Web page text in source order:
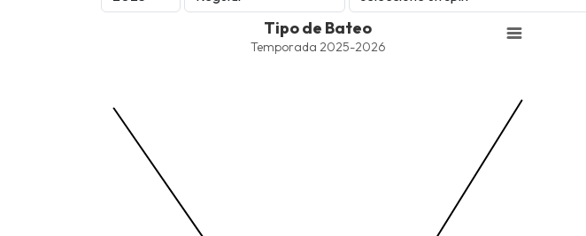
The chart has 1 X axis displaying values. Data ranges from -2.45 to 245.
The chart has 1 Y axis displaying values. Data ranges from -206.84 to -85.
Tipo de Bateo
Temporada 2025-2026